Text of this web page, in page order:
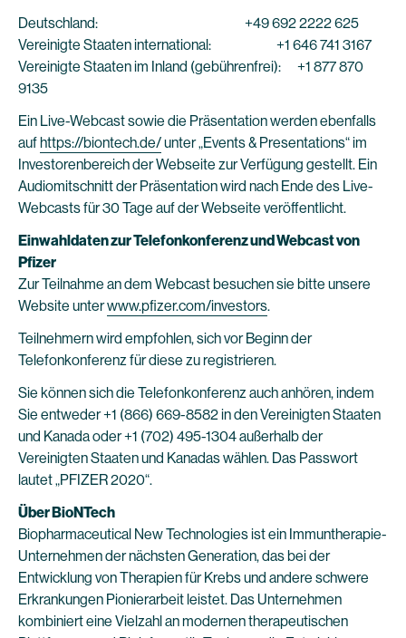
Deutschland: +49 692 2222 625
Vereinigte Staaten international: +1 646 741 3167
Vereinigte Staaten im Inland (gebührenfrei): +1 877 870
9135
Ein Live-Webcast sowie die Präsentation werden ebenfalls
aufhttps://biontech.de/unter „Events & Presentations“ im
Investorenbereich der Webseite zur Verfügung gestellt. Ein
Audiomitschnitt der Präsentation wird nach Ende des Live-
Webcasts für 30 Tage auf der Webseite veröffentlicht.
Einwahldaten zur Telefonkonferenz und Webcast von
Pfizer
Zur Teilnahme an dem Webcast besuchen sie bitte unsere
Website unterwww.pfizer.com/investors.
Teilnehmern wird empfohlen, sich vor Beginn der
Telefonkonferenz für diese zu registrieren.
Sie können sich die Telefonkonferenz auch anhören, indem
Sie entweder +1 (866) 669-8582 in den Vereinigten Staaten
und Kanada oder +1 (702) 495-1304 außerhalb der
Vereinigten Staaten und Kanadas wählen. Das Passwort
lautet „PFIZER 2020“.
Über BioNTech
Biopharmaceutical New Technologies ist ein Immuntherapie-
Unternehmen der nächsten Generation, das bei der
Entwicklung von Therapien für Krebs und andere schwere
Erkrankungen Pionierarbeit leistet. Das Unternehmen
kombiniert eine Vielzahl an modernen therapeutischen